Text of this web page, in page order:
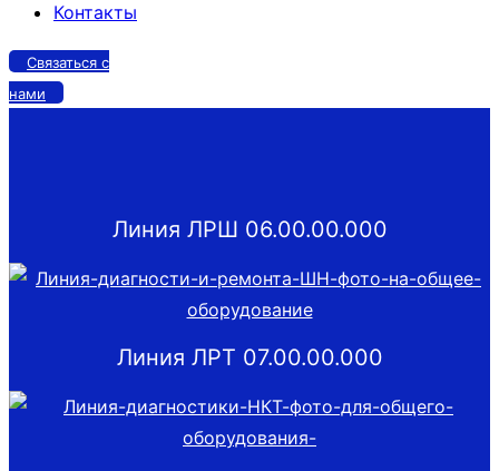
Контакты
Связаться с
нами
Линия ЛРШ 06.00.00.000
Линия ЛРТ 07.00.00.000